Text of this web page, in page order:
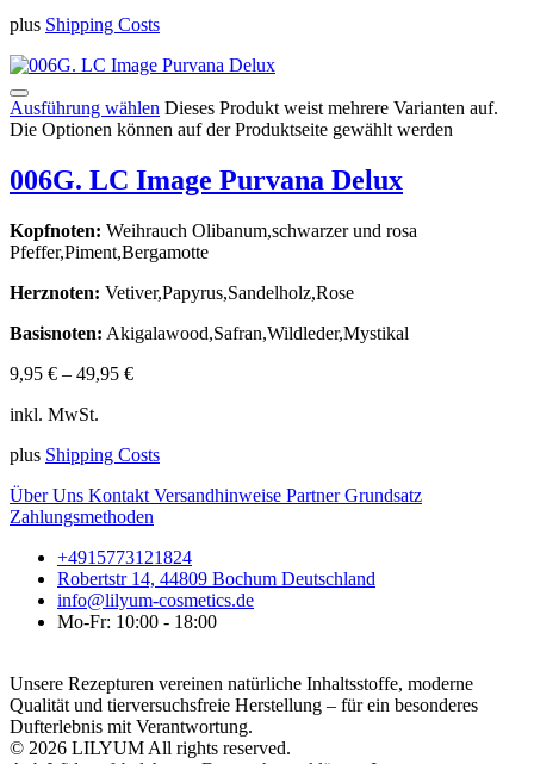
plus Shipping Costs
Ausführung wählen Dieses Produkt weist mehrere Varianten auf.
Die Optionen können auf der Produktseite gewählt werden
006G. LC Image Purvana Delux
Kopfnoten: Weihrauch Olibanum,schwarzer und rosa
Pfeffer,Piment,Bergamotte
Herznoten: Vetiver,Papyrus,Sandelholz,Rose
Basisnoten: Akigalawood,Safran,Wildleder,Mystikal
9,95 € – 49,95 €
inkl. MwSt.
plus Shipping Costs
Über Uns Kontakt Versandhinweise PartnerGrundsatz
Zahlungsmethoden
+4915773121824
Robertstr 14, 44809 Bochum Deutschland
info@lilyum-cosmetics.de
Mo-Fr: 10:00 - 18:00
Unsere Rezepturen vereinen natürliche Inhaltsstoffe, moderne
Qualität und tierversuchsfreie Herstellung – für ein besonderes
Dufterlebnis mit Verantwortung.
© 2026 LILYUM All rights reserved.